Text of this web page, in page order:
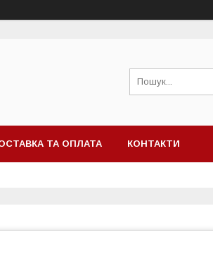
ТА ОПЛАТА КОНТАКТИ